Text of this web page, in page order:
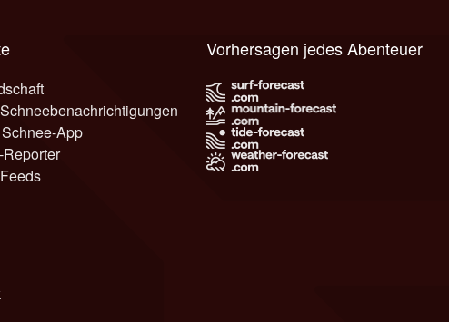
App
Reporter
Vorhersagen jedes Abenteuer